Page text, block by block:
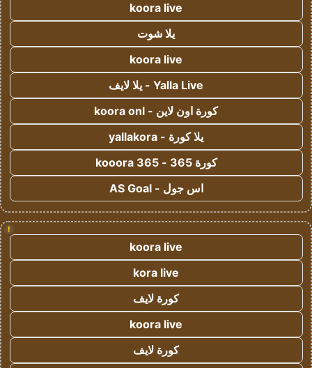
koora live
يلا شوت
koora live
Yalla Live - يلا لايف
كورة اون لاين - koora onl
يلا كورة - yallakora
كورة 365 - kooora 365
اس جول - AS Goal
!
koora live
kora live
كورة لايف
koora live
كورة لايف